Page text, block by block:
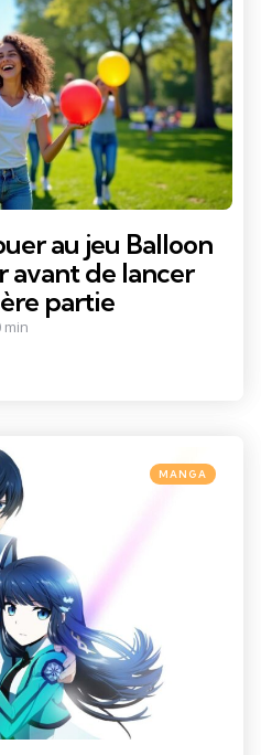
au jeu Balloon
avant de lancer
partie
min
Categories
Posted
in
MANGA